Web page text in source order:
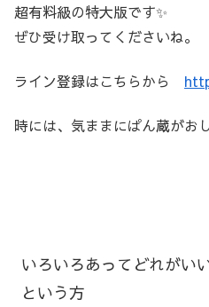
超有料級の特大版です✨
ぜひ受け取ってくださいね。
ライン登録はこちらから
時には、気ままにぱん蔵がお
いろいろあってどれがい
という方